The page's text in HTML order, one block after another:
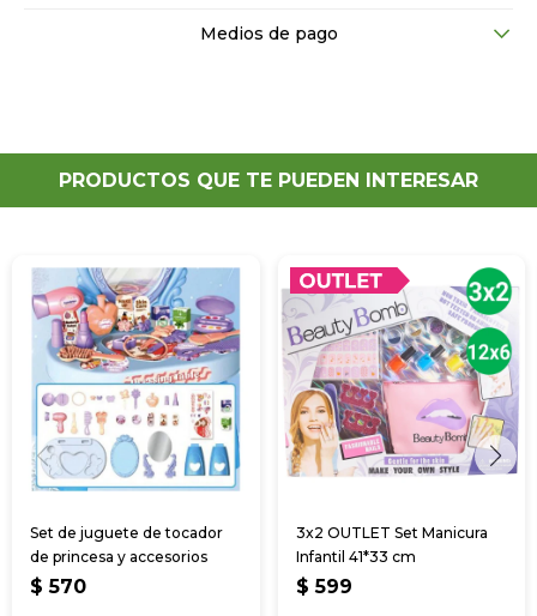
Medios de pago
PRODUCTOS QUE TE PUEDEN INTERESAR
Set de juguete de tocador
de princesa y accesorios
$ 570
3x2 OUTLET Set Manicura
Infantil 41*33 cm
$ 599